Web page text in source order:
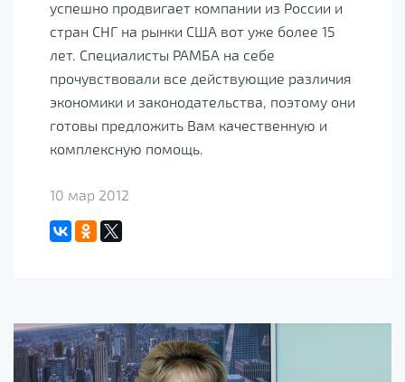
успешно продвигает компании из России и
стран СНГ на рынки США вот уже более 15
лет. Специалисты РАМБА на себе
прочувствовали все действующие различия
экономики и законодательства, поэтому они
готовы предложить Вам качественную и
комплексную помощь.
10 мар 2012